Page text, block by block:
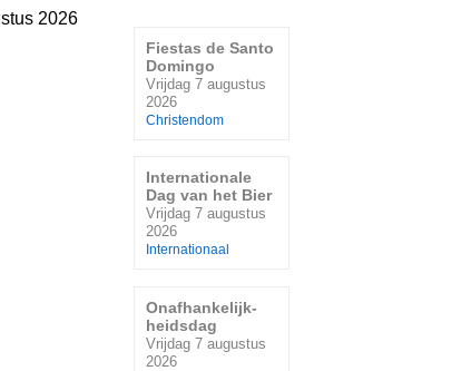
2026
Fiestas de Santo
Domingo
Vrijdag 7 augustus
2026
Christendom
Internationale
Dag van het Bier
Vrijdag 7 augustus
2026
Internationaal
Onafhankelijk-
heidsdag
Vrijdag 7 augustus
2026